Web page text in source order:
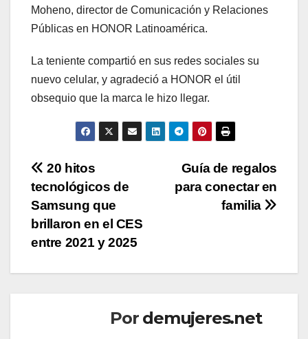
Moheno, director de Comunicación y Relaciones
Públicas en HONOR Latinoamérica.
La teniente compartió en sus redes sociales su
nuevo celular, y agradeció a HONOR el útil
obsequio que la marca le hizo llegar.
Navegación
de
entradas
Guía de regalos
para conectar en
familia
20 hitos
tecnológicos de
Samsung que
brillaron en el CES
entre 2021 y 2025
Por demujeres.net